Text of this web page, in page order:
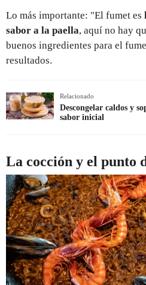
Lo más importante: "El fumet es
sabor a la paella, aquí no hay
buenos ingredientes para el
resultados.
Relacionado
Descongelar caldos y
sabor inicial
La cocción y el punto